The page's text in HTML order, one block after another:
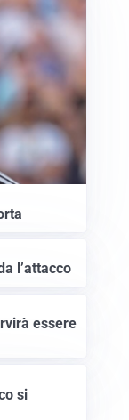
l’attacco
essere
si